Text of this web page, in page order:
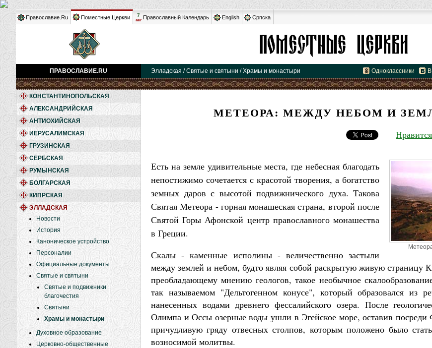
Православие.Ru Поместные Церкви 7
авг Православный Календарь English Српска
ПРАВОСЛАВИЕ.RU Элладская / Святые и святыни / Храмы и монастыри Одноклассники
КОНСТАНТИНОПОЛЬСКАЯ
АЛЕКСАНДРИЙСКАЯ
АНТИОХИЙСКАЯ
ИЕРУСАЛИМСКАЯ
ГРУЗИНСКАЯ
СЕРБСКАЯ
РУМЫНСКАЯ
БОЛГАРСКАЯ
КИПРСКАЯ
ЭЛЛАДСКАЯ
Новости
История
Каноническое устройство
Персоналии
Официальные документы
Святые и святыни
Святые и подвижники
благочестия
Святыни
Храмы и монастыри
Духовное образование
Церковно-общественные
МЕТЕОРА: МЕЖДУ НЕБОМ И
Нравится
Есть на земле удивительные места, где небесная благодать
непостижимо сочетается с красотой творения, а богатство
земных даров с высотой подвижнического духа. Такова
Святая Метеора - горная монашеская страна, второй после
Святой Горы Афонской центр православного монашества
в Греции.
Скалы - каменные исполины - величественно застыли
между землей и небом, будто являя собой раскрытую живую страницу
преобладающему мнению геологов, такое необычное
так называемом "Дельтогенном конусе", который образовался из
нанесенных водами древнего фессалийского озера. После
Олимпа и Оссы озерные воды ушли в Эгейское море, оставив посреди
причудливую гряду отвесных столпов, которым положено было
возносимой молитвы.